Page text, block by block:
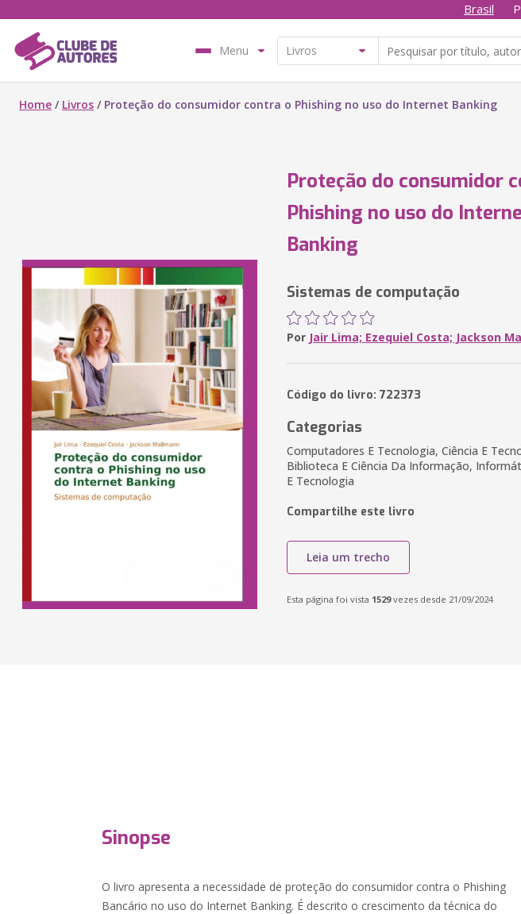
Brasil
Menu
Home / Livros / Proteção do consumidor contra o Phishing no uso do Internet Banking
Proteção do consumidor
Phishing no uso do
Banking
Sistemas de computação
Por Jair Lima; Ezequiel Costa; Jackson
Código do livro: 722373
Categorias
Computadores E Tecnologia, Ciência E
Biblioteca E Ciência Da Informação,
E Tecnologia
Compartilhe este livro
Leia um trecho
Esta página foi vista 1529vezes desde 21/09/2024
Sinopse
O livro apresenta a necessidade de proteção do consumidor contra o Phishing
Bancário no uso do Internet Banking. É descrito o crescimento da técnica do